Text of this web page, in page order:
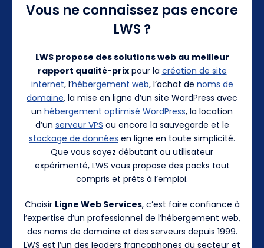
Vous ne connaissez pas encore
LWS ?
LWS propose des solutions web au meilleur
rapport qualité-prixpour la création de site
internet, l’hébergement web, l’achat de noms de
domaine, la mise en ligne d’un site WordPress avec
un hébergement optimisé WordPress, la location
d’un serveur VPS ou encore la sauvegarde et le
stockage de données en ligne en toute simplicité.
Que vous soyez débutant ou utilisateur
expérimenté, LWS vous propose des packs tout
compris et prêts à l’emploi.
Choisir Ligne Web Services, c’est faire confiance à
l’expertise d’un professionnel de l’hébergement web,
des noms de domaine et des serveurs depuis 1999.
LWS est l’un des leaders francophones du secteur et